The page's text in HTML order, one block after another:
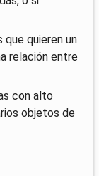
que quieren un
relación entre
con alto
objetos de